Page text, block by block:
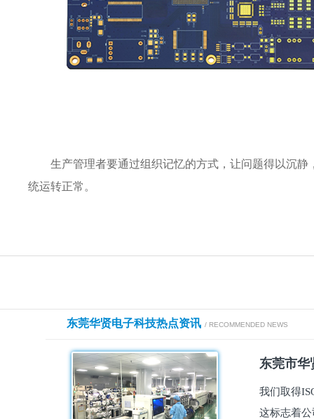
生产管理者要通过组织记忆的方式，让问题得以沉
统运转正常。
东莞华贤电子科技热点资讯 / RECOMMENDED NEWS
东莞市华
我们取得
这标志着